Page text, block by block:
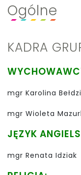
Ogólne
KADRA
mgr Karolina
mgr Wioleta
JĘZYK
mgr Renata Idziak